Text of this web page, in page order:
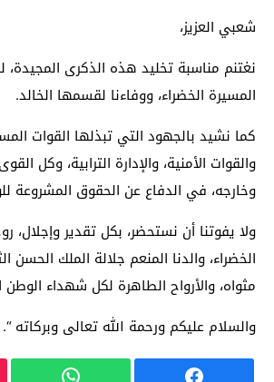
شعبي العزيز،
نغتنم مناسبة تخليد هذه الذكرى المجيدة،
المسيرة الخضراء، ووفاءنا لقسمها الخالد.
كما نشيد بالجهود التي تبذلها القوات
والقوات الأمنية، والإدارة الترابية، وكل
وخارجه، في الدفاع عن الحقوق المشروعة
ولا يفوتنا أن نستحضر، بكل تقدير وإجلال،
الخضراء، والدنا المنعم جلالة الملك الحسن
مثواه، والأرواح الطاهرة لكل شهداء الوطن
والسلام عليكم ورحمة الله تعالى وبركاته “.